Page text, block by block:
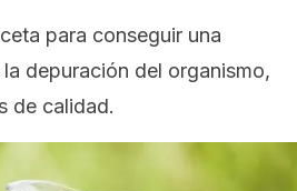
para conseguir una
depuración del organismo,
de calidad.